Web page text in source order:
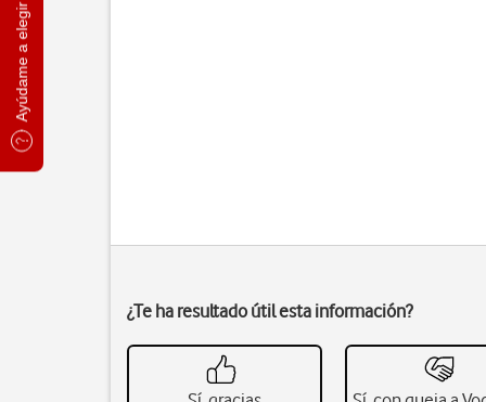
Ayúdame a elegir
¿Te ha resultado útil esta información?